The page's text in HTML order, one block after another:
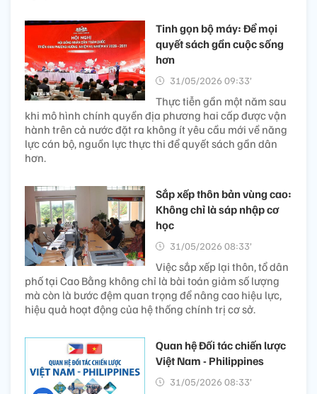
Tinh gọn bộ máy: Để mọi
quyết sách gần cuộc sống
hơn
31/05/2026 09:33’
Thực tiễn gần một năm sau
khi mô hình chính quyền địa phương hai cấp được vận
hành trên cả nước đặt ra không ít yêu cầu mới về năng
lực cán bộ, nguồn lực thực thi để quyết sách gần dân
hơn.
Sắp xếp thôn bản vùng cao:
Không chỉ là sáp nhập cơ
học
31/05/2026 08:33’
Việc sắp xếp lại thôn, tổ dân
phố tại Cao Bằng không chỉ là bài toán giảm số lượng
mà còn là bước đệm quan trọng để nâng cao hiệu lực,
hiệu quả hoạt động của hệ thống chính trị cơ sở.
Quan hệ Đối tác chiến lược
Việt Nam - Philippines
31/05/2026 08:33’